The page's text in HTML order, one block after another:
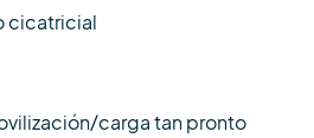
cicatricial
carga tan pronto